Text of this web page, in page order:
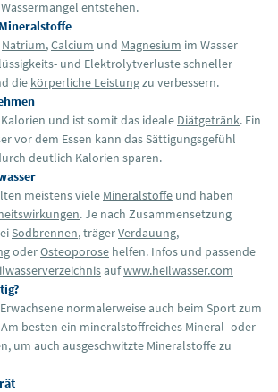
entstehen.
Natrium,Calcium und Magnesium im Wasser
und Elektrolytverluste schneller
die körperliche Leistungzu verbessern.
und ist somit das ideale Diätgetränk. Ein
vor dem Essen kann das Sättigungsgefühl
deutlich Kalorien sparen.
meistens viele Mineralstoffe und haben
. Je nach Zusammensetzung
Sodbrennen, trägerVerdauung,
oderOsteoporose helfen. Infos und passende
aufwww.heilwasser.com
normalerweise auch beim Sport zum
besten ein mineralstoffreiches Mineral- oder
um auch ausgeschwitzte Mineralstoffe zu